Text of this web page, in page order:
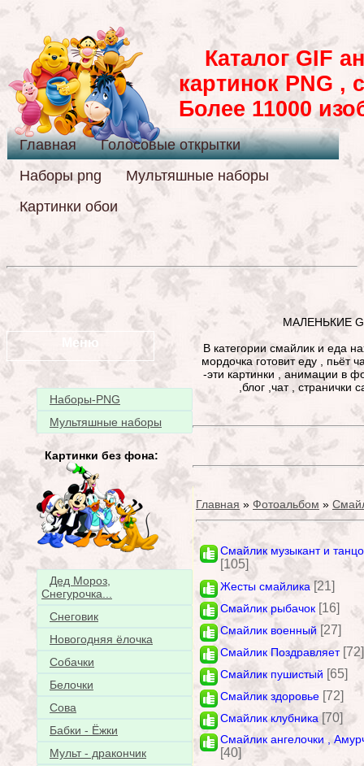
Каталог GIF
картинок PNG ,
Более 11000
Главная
Голосовые открытки
Наборы png
Мультяшные наборы
Картинки обои
Меню
Наборы-PNG
Мультяшные наборы
Картинки без фона:
Дед Мороз,
Снегурочка...
Снеговик
Новогодняя ёлочка
Собачки
Белочки
Сова
Бабки - Ёжки
Мульт - дракончик
МАЛЕНЬКИЕ
В категории смайлик и еда
мордочка готовит еду , пьёт
-эти картинки , анимации в
,блог ,чат , странички
Главная » Фотоальбом »
Смайлик музыкант и
[105]
Жесты смайлика [21]
Смайлик рыбачок [16]
Смайлик военный [27]
Смайлик Поздравляет [72]
Смайлик пушистый [65]
Смайлик здоровье [72]
Смайлик клубника [70]
Смайлик ангелочки ,
[40]